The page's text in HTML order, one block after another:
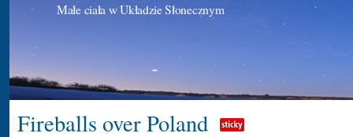
Małe ciała w Układzie Słonecznym
Fireballs over Poland